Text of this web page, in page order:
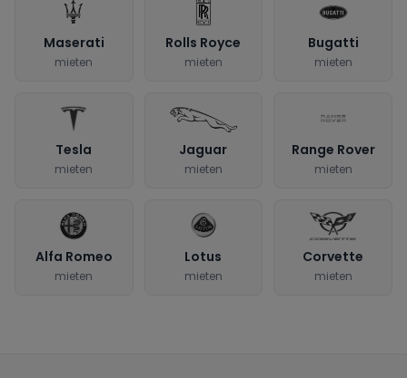
Maserati
mieten
Rolls Royce
mieten
Bugatti
mieten
Tesla
mieten
Jaguar
mieten
Range Rover
mieten
Alfa Romeo
mieten
Lotus
mieten
Corvette
mieten